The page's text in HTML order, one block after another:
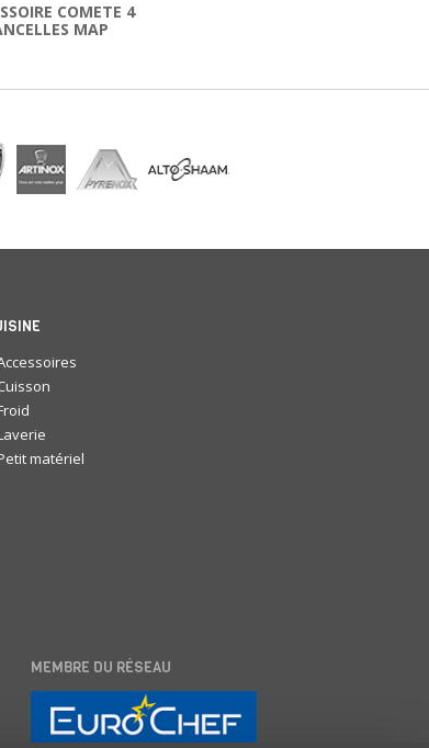
COMETE 4
MAP
matériel
MEMBRE DU RÉSEAU